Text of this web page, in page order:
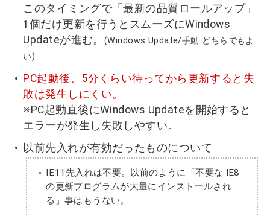
このタイミングで「最新の品質ロールアップ」
1個だけ更新を行うとスムーズにWindows
Updateが進む。
(Windows Update/手動 どちらでもよ
い)
PC起動後、5分くらい待ってから更新すると失
敗は発生しにくい。
※PC起動直後にWindows Updateを開始すると
エラーが発生し失敗しやすい。
以前先入れが有効だったものについて
IE11先入れは不要。以前のように「不要な IE8
の更新プログラムが大量にインストールされ
る」事はもうない。